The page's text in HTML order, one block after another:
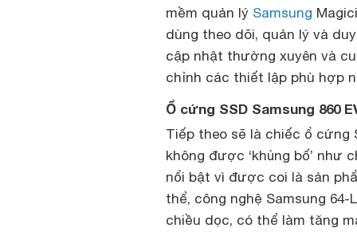
mềm quản lý Samsung
dùng theo dõi, quản lý và
cập nhật thường xuyên và
chỉnh các thiết lập phù hợp
Ổ cứng SSD Samsung 860
Tiếp theo sẽ là chiếc ổ cứng
không được ‘khủng bố’ như
nổi bật vì được coi là sản
thể, công nghệ Samsung 64-
chiều dọc, có thể làm tăng